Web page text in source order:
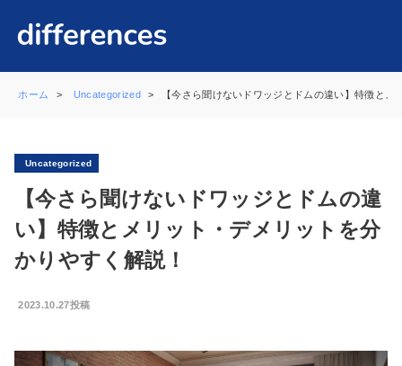
ホーム Uncategorized 【今さら聞けないドワッジとドムの違い】特徴と
Uncategorized
【今さら聞けないドワッジとドムの違
い】特徴とメリット・デメリットを分
かりやすく解説！
2023.10.27投稿